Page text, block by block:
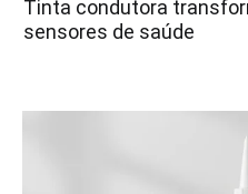
Tinta condutora
sensores de saúde